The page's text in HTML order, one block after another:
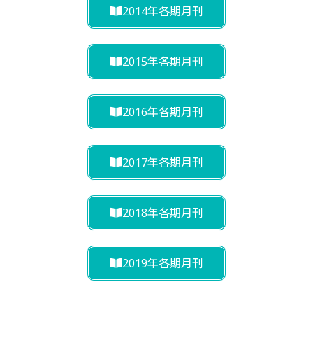
2014年各期月刊
2015年各期月刊
2016年各期月刊
2017年各期月刊
2018年各期月刊
2019年各期月刊